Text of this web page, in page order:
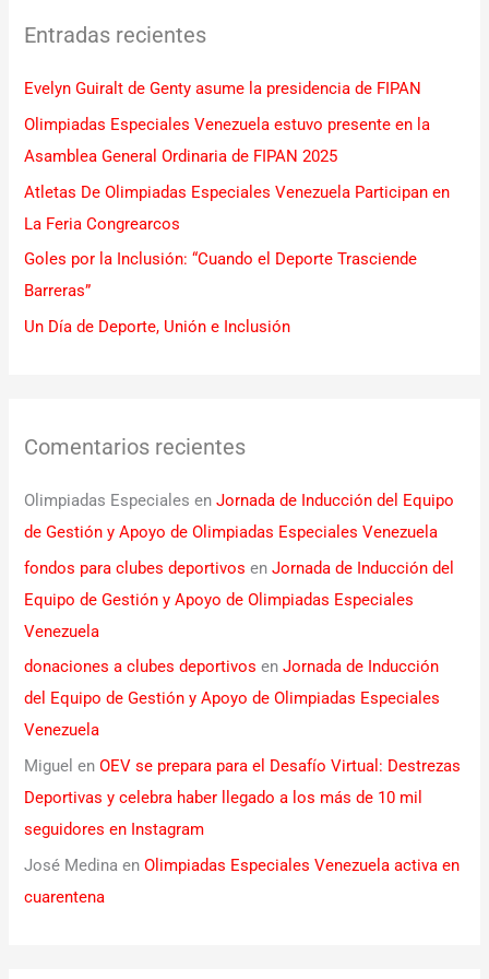
a
p
o
r
:
Entradas recientes
Evelyn Guiralt de Genty asume la presidencia de FIPAN
Olimpiadas Especiales Venezuela estuvo presente en la
Asamblea General Ordinaria de FIPAN 2025
Atletas De Olimpiadas Especiales Venezuela Participan en
La Feria Congrearcos
Goles por la Inclusión: “Cuando el Deporte Trasciende
Barreras”
Un Día de Deporte, Unión e Inclusión
Comentarios recientes
Olimpiadas Especiales enJornada de Inducción del Equipo
de Gestión y Apoyo de Olimpiadas Especiales Venezuela
fondos para clubes deportivos enJornada de Inducción del
Equipo de Gestión y Apoyo de Olimpiadas Especiales
Venezuela
donaciones a clubes deportivos enJornada de Inducción
del Equipo de Gestión y Apoyo de Olimpiadas Especiales
Venezuela
Miguel enOEV se prepara para el Desafío Virtual: Destrezas
Deportivas y celebra haber llegado a los más de 10 mil
seguidores en Instagram
José Medina enOlimpiadas Especiales Venezuela activa en
cuarentena